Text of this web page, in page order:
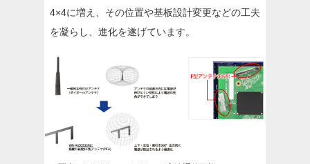
4×4に増え、その位置や基板設計変更などの工夫
を凝らし、進化を遂げています。